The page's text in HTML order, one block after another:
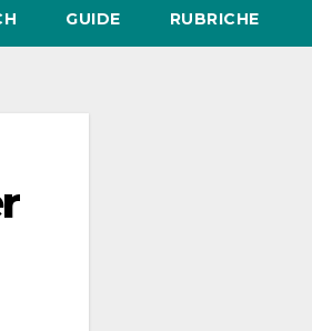
GUIDE RUBRICHE